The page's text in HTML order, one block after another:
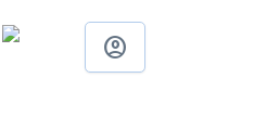
account_circle